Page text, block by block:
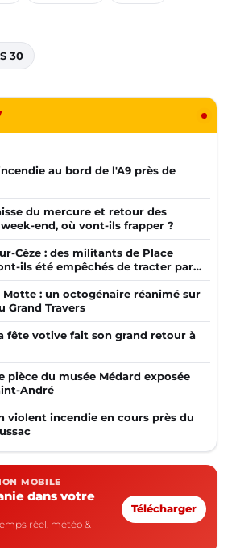
30
au bord de l'A9 près de
du mercure et retour des
end, où vont-ils frapper ?
Cèze : des militants de Place
ils été empêchés de tracter par
Motte : un octogénaire réanimé sur
Grand Travers
fête votive fait son grand retour à
pièce du musée Médard exposée
André
violent incendie en cours près du
MOBILE
dans votre
réel, météo &
Télécharger